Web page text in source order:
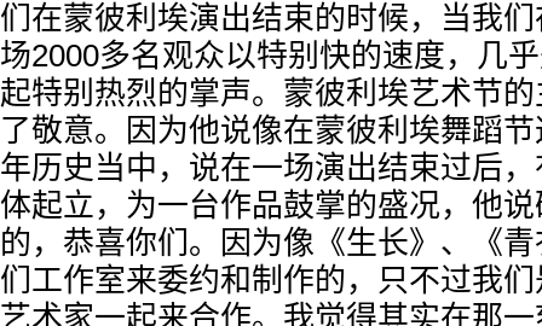
们在蒙彼利埃演出结束的时候，当我
场2000多名观众以特别快的速度，几
起特别热烈的掌声。蒙彼利埃艺术节
了敬意。因为他说像在蒙彼利埃舞蹈
年历史当中，说在一场演出结束过后
体起立，为一台作品鼓掌的盛况，他
的，恭喜你们。因为像《生长》、《
们工作室来委约和制作的，只不过我
艺术家一起来合作。我觉得其实在那